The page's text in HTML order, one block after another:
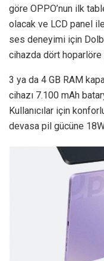
göre OPPO’nun ilk
olacak ve LCD panel
ses deneyimi için
cihazda dört
3 ya da 4 GB RAM
cihazı 7.100 mAh
Kullanıcılar için
devasa pil gücüne